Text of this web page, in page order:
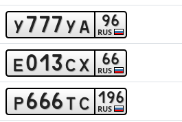
y777 y a 96
RUS
e013cx 66
RUS
p666tc 196
RUS